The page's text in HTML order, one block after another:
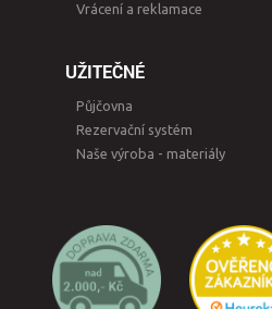
Vrácení a reklamace
UŽITEČNÉ
Půjčovna
Rezervační systém
Naše výroba - materiály